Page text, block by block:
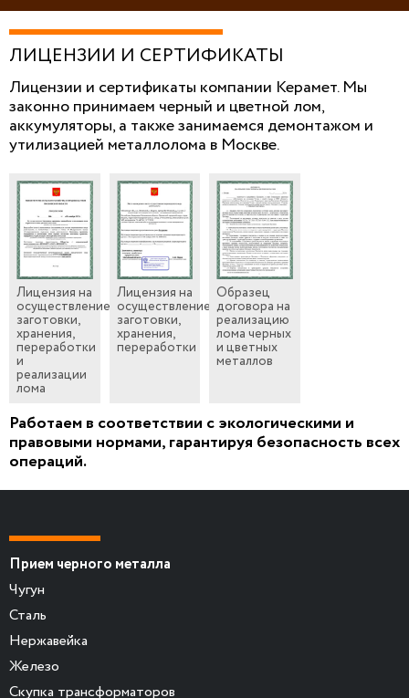
ЛИЦЕНЗИИ И СЕРТИФИКАТЫ
Лицензии и сертификаты компании Керамет. Мы
законно принимаем черный и цветной лом,
аккумуляторы, а также занимаемся демонтажом и
утилизацией металлолома в Москве.
Лицензия на
осуществление
заготовки,
хранения,
переработки
и
реализации
лома
Лицензия на
осуществление
заготовки,
хранения,
переработки
Образец
договора на
реализацию
лома черных
и цветных
металлов
Работаем в соответствии с экологическими и
правовыми нормами, гарантируя безопасность всех
операций.
Прием черного металла
Чугун
Сталь
Нержавейка
Железо
Скупка трансформаторов